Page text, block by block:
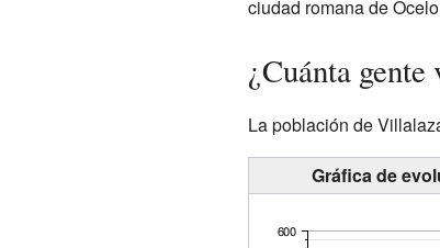
ciudad romana de
¿Cuánta
La población de
Gráfica de